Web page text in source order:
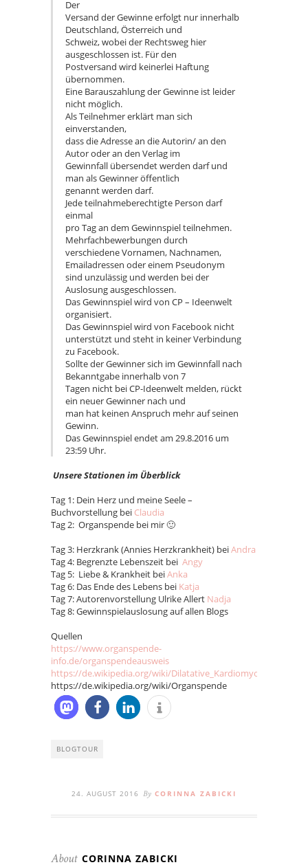
Der
Versand der Gewinne erfolgt nur innerhalb
Deutschland, Österreich und
Schweiz, wobei der Rechtsweg hier
ausgeschlossen ist. Für den
Postversand wird keinerlei Haftung
übernommen.
Eine Barauszahlung der Gewinne ist leider
nicht möglich.
Als Teilnehmer erklärt man sich
einverstanden,
dass die Adresse an die Autorin/ an den
Autor oder an den Verlag im
Gewinnfall übersendet werden darf und
man als Gewinner öffentlich
genannt werden darf.
Jede teilnahmeberechtigte Person darf
einmal
pro Tag an dem Gewinnspiel teilnehmen.
Mehrfachbewerbungen durch
verschiedene Vornamen, Nachnamen,
Emailadressen oder einem Pseudonym
sind unzulässig und werden bei der
Auslosung ausgeschlossen.
Das Gewinnspiel wird von CP – Ideenwelt
organisiert.
Das Gewinnspiel wird von Facebook nicht
unterstützt und steht in keiner Verbindung
zu Facebook.
Sollte der Gewinner sich im Gewinnfall nach
Bekanntgabe innerhalb von 7
Tagen nicht bei CP-Ideenwelt melden, rückt
ein neuer Gewinner nach und
man hat keinen Anspruch mehr auf seinen
Gewinn.
Das Gewinnspiel endet am 29.8.2016 um
23:59 Uhr.
Unsere Stationen im Überblick
Tag 1: Dein Herz und meine Seele –
Buchvorstellung bei Claudia
Tag 2: Organspende bei mir 🙂
Tag 3: Herzkrank (Annies Herzkrankheit) beiAndra
Tag 4: Begrenzte Lebenszeit bei Angy
Tag 5: Liebe & Krankheit beiAnka
Tag 6: Das Ende des Lebens bei Katja
Tag 7: Autorenvorstellung Ulrike Allert Nadja
Tag 8: Gewinnspielauslosung auf allen Blogs
Quellen
https://www.organspende-
info.de/organspendeausweis
https://de.wikipedia.org/wiki/Dilatative_Kardiomyopathie
https://de.wikipedia.org/wiki/Organspende
BLOGTOUR
24. AUGUST 2016 By CORINNA ZABICKI
About CORINNA ZABICKI